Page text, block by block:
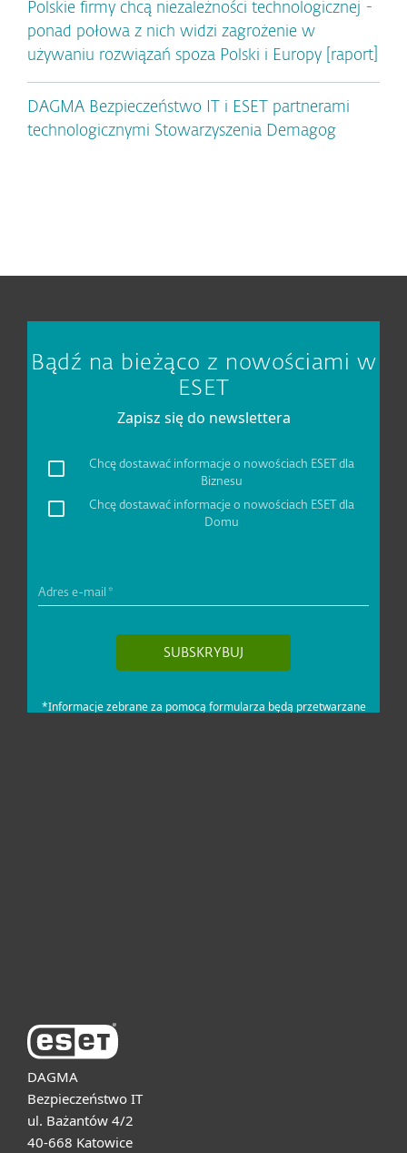
Polskie firmy chcą niezależności technologicznej -
ponad połowa z nich widzi zagrożenie w
używaniu rozwiązań spoza Polski i Europy [raport]
DAGMA Bezpieczeństwo IT i ESET partnerami
technologicznymi Stowarzyszenia Demagog
DAGMA
Bezpieczeństwo IT
ul. Bażantów 4/2
40-668 Katowice